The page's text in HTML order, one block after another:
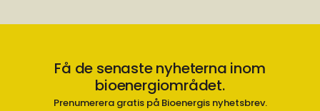
Få de senaste nyheterna inom
bioenergiområdet.
Prenumerera gratis på Bioenergis nyhetsbrev.